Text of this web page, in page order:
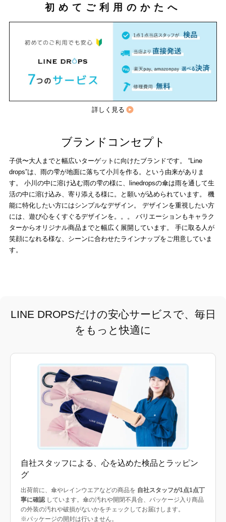
初めてご利用のかたへ
詳しく見る
ブランドコンセプト
子供〜大人までと幅広いターゲットに向けたブランドです。 “Line
drops”は、雨の雫が地面に落ちて小川を作る。という由来がありま
す。 小川の中に溶け込む雨の雫の様に、linedropsの傘は雨を通して生
活の中に溶け込み、寄り添える様に。と願いが込められています。 機
能に特化したい方にはシンプルなデザイン。 デザインを重視したい方
には、遊び心をくすぐるデザインを。。。 バリエーションもキャラク
ターからオリジナル商品までと幅広く展開しています。 手に取る人が
笑顔になれる様な、シーンに合わせたラインナップをご用意していま
す。
LINE DROPSだけの安心サービスで、毎日
をもっと快適に
自社スタッフによる、心を込めた検品とラッピン
グ
出荷前に、傘やレインウエアなどの商品を 自社スタッフが1点1点丁
寧に確認しています。傘の汚れや開閉不具合、パッケージ入り商品
の外装の汚れや破損がないかをチェックしてお届けします。
※パッケージの開封は行いません。